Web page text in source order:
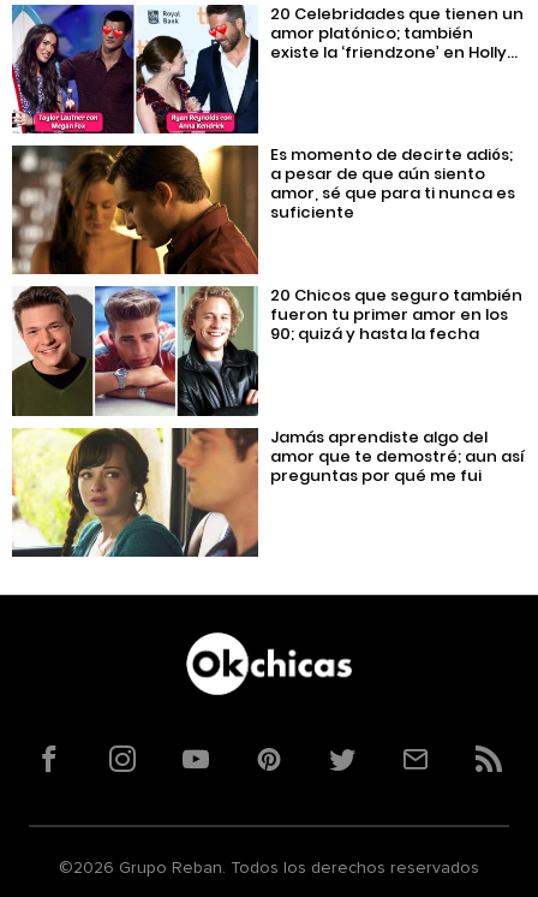
20 Celebridades que tienen un
amor platónico; también
existe la ‘friendzone’ en Holly...
Es momento de decirte adiós;
a pesar de que aún siento
amor, sé que para ti nunca es
suficiente
20 Chicos que seguro también
fueron tu primer amor en los
90; quizá y hasta la fecha
Jamás aprendiste algo del
amor que te demostré; aun así
preguntas por qué me fui
FacebookInstagramYouTubePinterestTwitterCorreoRSS
©2026 Grupo Reban. Todos los derechos reservados